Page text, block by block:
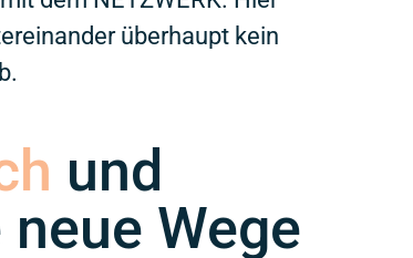
überhaupt kein
und
Wege